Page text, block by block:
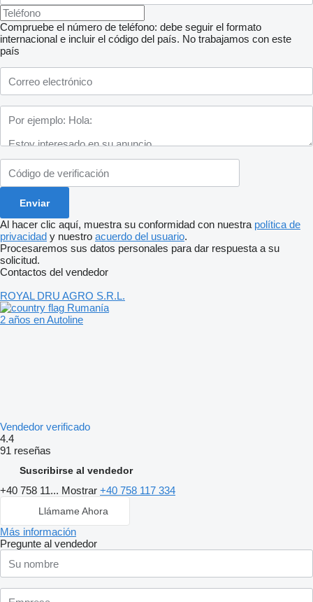
Compruebe el número de teléfono: debe seguir el formato
internacional e incluir el código del país. No trabajamos con este
país
Al hacer clic aquí, muestra su conformidad con nuestra política de
privacidad y nuestro acuerdo del usuario.
Procesaremos sus datos personales para dar respuesta a su
solicitud.
Contactos del vendedor
ROYAL DRU AGRO S.R.L.
Rumanía
2 años en Autoline
Vendedor verificado
4.4
91 reseñas
Suscribirse al vendedor
+40 758 11... Mostrar +40 758 117 334
Llámame Ahora
Más información
Pregunte al vendedor